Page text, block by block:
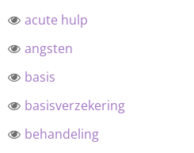
acute hulp
angsten
basis
basisverzekering
behandeling